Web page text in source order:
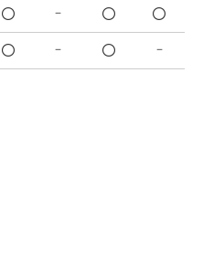
○ － ○
○
○ － ○ －